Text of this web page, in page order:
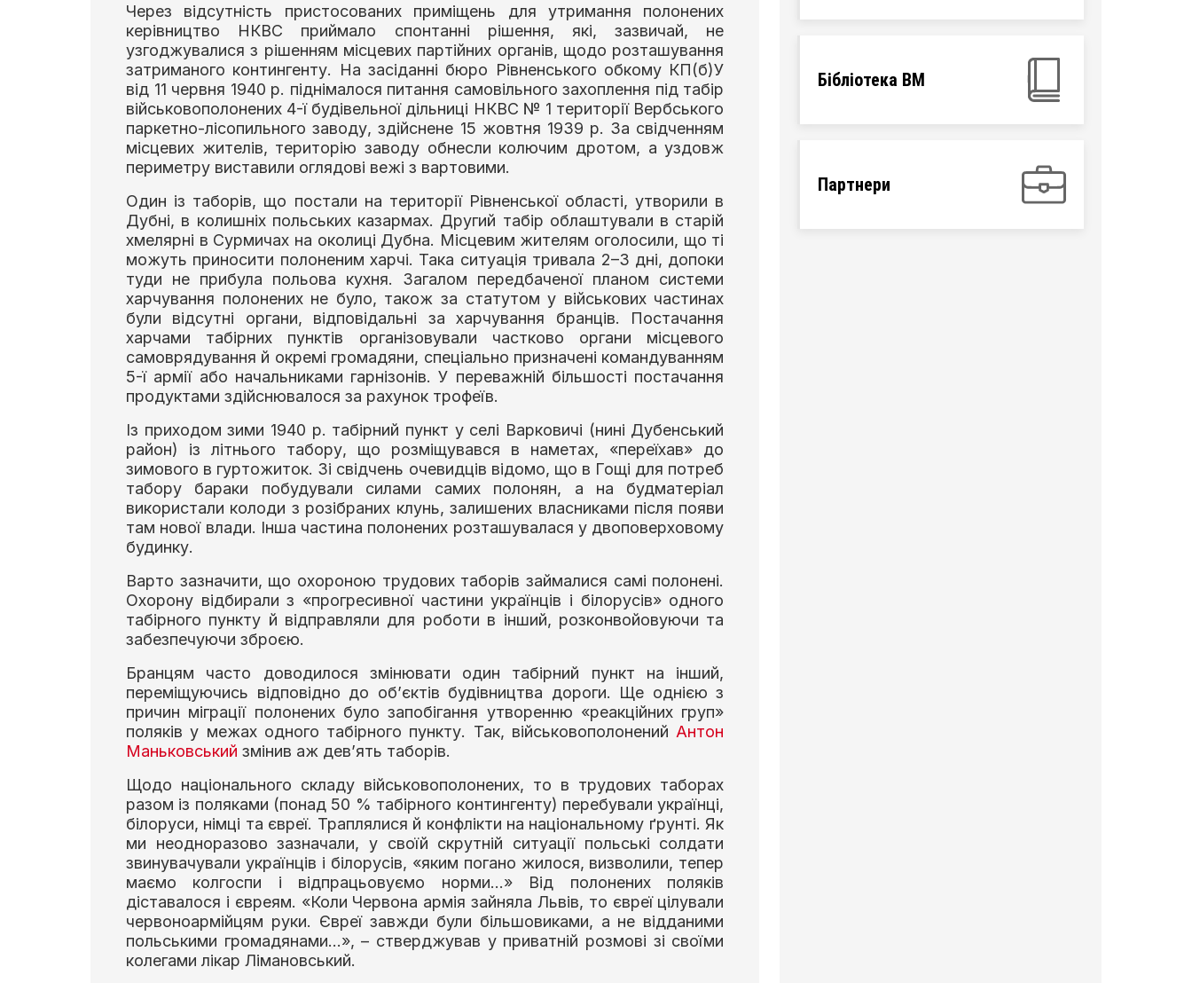
Через відсутність пристосованих приміщень для утримання полонених
керівництво НКВС приймало спонтанні рішення, які, зазвичай, не
узгоджувалися з рішенням місцевих партійних органів, щодо розташування
затриманого контингенту. На засіданні бюро Рівненського обкому КП(б)У
від 11 червня 1940 р. піднімалося питання самовільного захоплення під табір
військовополонених 4-ї будівельної дільниці НКВС № 1 території Вербського
паркетно-лісопильного заводу, здійснене 15 жовтня 1939 р. За свідченням
місцевих жителів, територію заводу обнесли колючим дротом, а уздовж
периметру виставили оглядові вежі з вартовими.
Один із таборів, що постали на території Рівненської області, утворили в
Дубні, в колишніх польських казармах. Другий табір облаштували в старій
хмелярні в Сурмичах на околиці Дубна. Місцевим жителям оголосили, що ті
можуть приносити полоненим харчі. Така ситуація тривала 2–3 дні, допоки
туди не прибула польова кухня. Загалом передбаченої планом системи
харчування полонених не було, також за статутом у військових частинах
були відсутні органи, відповідальні за харчування бранців. Постачання
харчами табірних пунктів організовували частково органи місцевого
самоврядування й окремі громадяни, спеціально призначені командуванням
5-ї армії або начальниками гарнізонів. У переважній більшості постачання
продуктами здійснювалося за рахунок трофеїв.
Із приходом зими 1940 р. табірний пункт у селі Варковичі (нині Дубенський
район) із літнього табору, що розміщувався в наметах, «переїхав» до
зимового в гуртожиток. Зі свідчень очевидців відомо, що в Гощі для потреб
табору бараки побудували силами самих полонян, а на будматеріал
використали колоди з розібраних клунь, залишених власниками після появи
там нової влади. Інша частина полонених розташувалася у двоповерховому
будинку.
Варто зазначити, що охороною трудових таборів займалися самі полонені.
Охорону відбирали з «прогресивної частини українців і білорусів» одного
табірного пункту й відправляли для роботи в інший, розконвойовуючи та
забезпечуючи зброєю.
Бранцям часто доводилося змінювати один табірний пункт на інший,
переміщуючись відповідно до об’єктів будівництва дороги. Ще однією з
причин міграції полонених було запобігання утворенню «реакційних груп»
поляків у межах одного табірного пункту. Так, військовополонений Антон
Маньковський змінив аж дев’ять таборів.
Щодо національного складу військовополонених, то в трудових таборах
разом із поляками (понад 50 % табірного контингенту) перебували українці,
білоруси, німці та євреї. Траплялися й конфлікти на національному ґрунті. Як
ми неодноразово зазначали, у своїй скрутній ситуації польські солдати
звинувачували українців і білорусів, «яким погано жилося, визволили, тепер
маємо колгоспи і відпрацьовуємо норми…» Від полонених поляків
діставалося і євреям. «Коли Червона армія зайняла Львів, то євреї цілували
червоноармійцям руки. Євреї завжди були більшовиками, а не відданими
польськими громадянами…», – стверджував у приватній розмові зі своїми
колегами лікар Лімановський.
Бібліотека ВМ
Партнери